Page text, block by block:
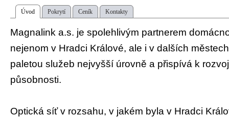
Úvod Pokrytí Ceník Kontakty
Magnalink a.s. je spolehlivým partnerem
nejenom v Hradci Králové, ale i v dalších
paletou služeb nejvyšší úrovně a přispívá k
působnosti.
Optická síť v rozsahu, v jakém byla v Hradci